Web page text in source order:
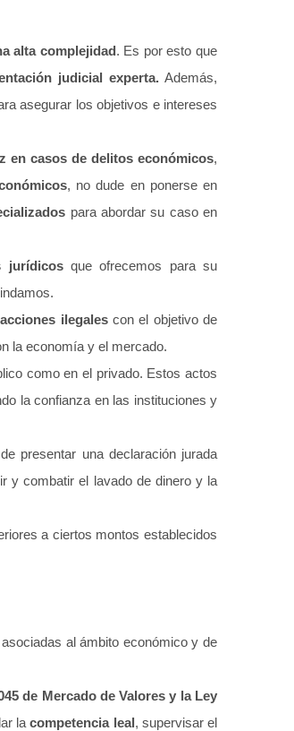
alta complejidad. Es por esto que
judicial experta. Además,
asegurar los objetivos e intereses
en casos de delitos económicos,
, no dude en ponerse en
para abordar su caso en
jurídicos que ofrecemos para su
acciones ilegalescon el objetivo de
la economía y el mercado.
como en el privado. Estos actos
la confianza en las instituciones y
presentar una declaración jurada
y combatir el lavado de dinero y la
a ciertos montos establecidos
al ámbito económico y de
de Mercado de Valores y la Ley
lacompetencia leal, supervisar el